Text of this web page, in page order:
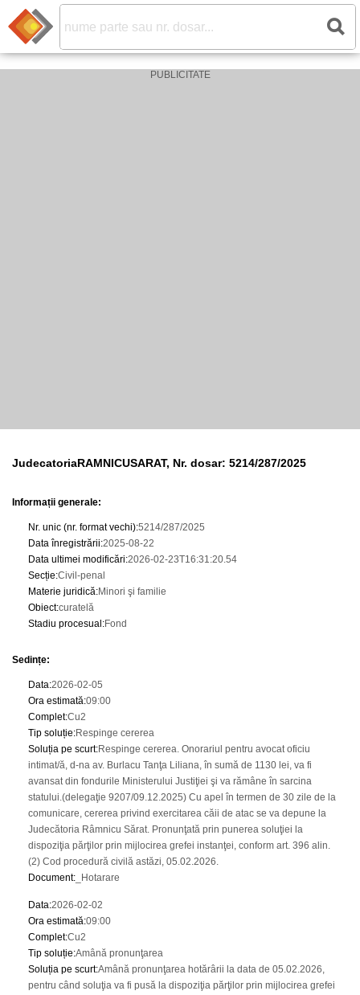
JudecatoriaRAMNICUSARAT, Nr. dosar: 5214/287/2025
Informații generale:
Nr. unic (nr. format vechi):5214/287/2025
Data înregistrării:2025-08-22
Data ultimei modificări:2026-02-23T16:31:20.54
Secție:Civil-penal
Materie juridică:Minori şi familie
Obiect:curatelă
Stadiu procesual :Fond
Sedințe:
Data:2026-02-05
Ora estimată:09:00
Complet:Cu2
Tip soluție:Respinge cererea
Soluția pe scurt:Respinge cererea. Onorariul pentru avocat oficiu
intimat/ă, d-na av. Burlacu Tanţa Liliana, în sumă de 1130 lei, va fi
avansat din fondurile Ministerului Justiţiei şi va rămâne în sarcina
statului.(delegaţie 9207/09.12.2025) Cu apel în termen de 30 zile de la
comunicare, cererea privind exercitarea căii de atac se va depune la
Judecătoria Râmnicu Sărat. Pronunţată prin punerea soluţiei la
dispoziţia părţilor prin mijlocirea grefei instanţei, conform art. 396 alin.
(2) Cod procedură civilă astăzi, 05.02.2026.
Document: _Hotarare
Data:2026-02-02
Ora estimată:09:00
Complet:Cu2
Tip soluție:Amână pronunţarea
Soluția pe scurt:Amână pronunţarea hotărârii la data de 05.02.2026,
pentru când soluţia va fi pusă la dispoziţia părţilor prin mijlocirea grefei